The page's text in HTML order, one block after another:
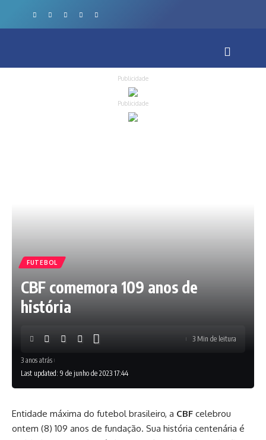
Publicidade
Publicidade
FUTEBOL
CBF comemora 109 anos de
história
Last updated: 9 de junho de 2023 17:44
3 anos atrás
3 Min de leitura
Entidade máxima do futebol brasileiro, a CBF celebrou
ontem (8) 109 anos de fundação. Sua história centenária é